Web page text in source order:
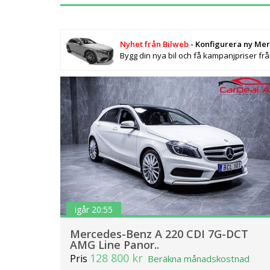
Skåpbil/Minibuss med 38 362
Sverige är Diesel med 155 133
107 fordon, Gas/Bensin med 1 657
En ny Mercedes kostar från mellan
000 kr. Det finns idag 336 399
Nyhet från Bilweb - Konfigurera ny
Bygg din nya bil och få kampanjpriser
igår 20:55
Mercedes-Benz A 220 CDI 7G-DCT
AMG Line Panor..
Pris 128 800 kr Beräkna månadskostnad